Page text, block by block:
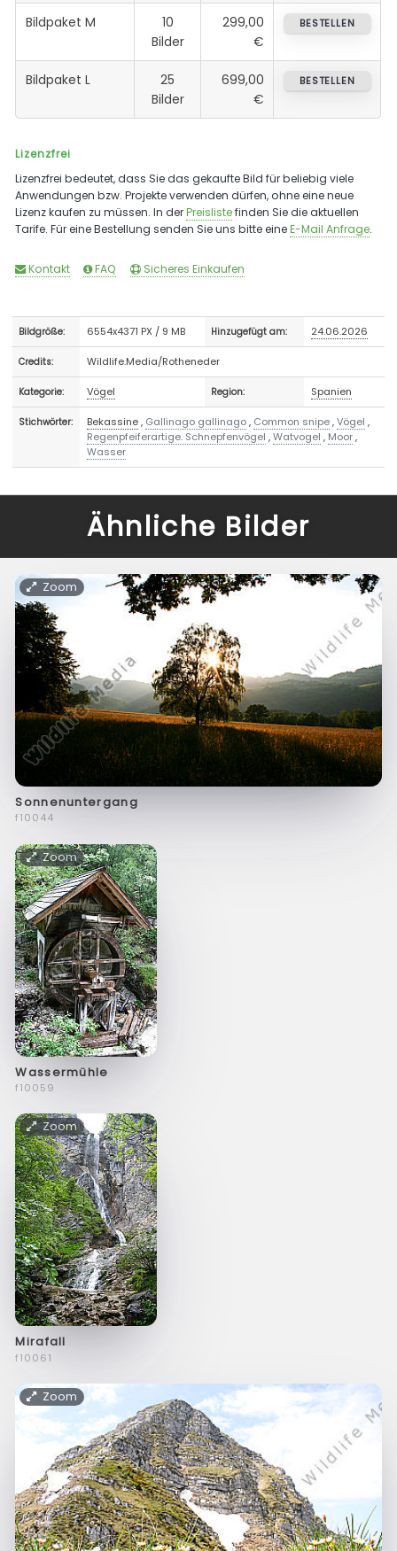
Bildpaket M
10
Bilder
299,00
€
BESTELLEN
Bildpaket L
25
Bilder
699,00
€
BESTELLEN
Lizenzfrei
Lizenzfrei bedeutet, dass Sie das gekaufte Bild für beliebig viele
Anwendungen bzw. Projekte verwenden dürfen, ohne eine neue
Lizenz kaufen zu müssen. In derPreislistefinden Sie die aktuellen
Tarife. Für eine Bestellung senden Sie uns bitte eineE-Mail Anfrage.
Kontakt FAQ Sicheres Einkaufen
Bildgröße: 6554x4371 PX / 9 MB Hinzugefügt am: 24.06.2026
Credits: Wildlife.Media/Rotheneder
Kategorie: Vögel Region: Spanien
Stichwörter: Bekassine, Gallinago gallinago, Common snipe,Vögel ,
Regenpfeiferartige. Schnepfenvögel ,Watvogel , Moor,
Wasser
Ähnliche Bilder
Zoom
Sonnenuntergang
f10044
Zoom
Wassermühle
f10059
Zoom
Mirafall
f10061
Zoom